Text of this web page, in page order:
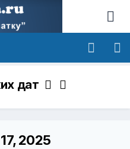
дат
2025